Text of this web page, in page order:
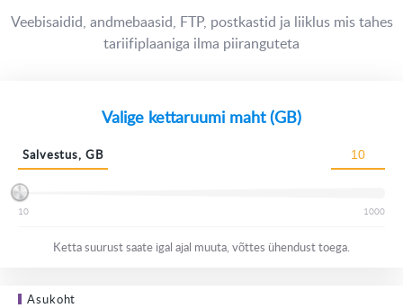
Veebisaidid, andmebaasid, FTP, postkastid ja liiklus mis tahes
tariifiplaaniga ilma piiranguteta
Valige kettaruumi maht (GB)
Salvestus, GB
10 1000
Ketta suurust saate igal ajal muuta, võttes ühendust toega.
Asukoht